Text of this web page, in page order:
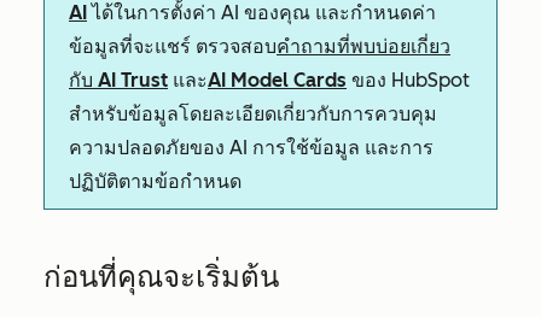
AIได้ในการตั้งค่า AI ของคุณ และกำหนดค่า
ข้อมูลที่จะแชร์ ตรวจสอบคำถามที่พบบ่อยเกี่ยว
กับ AI Trust และAI Model Cards ของ HubSpot
สำหรับข้อมูลโดยละเอียดเกี่ยวกับการควบคุม
ความปลอดภัยของ AI การใช้ข้อมูล และการ
ปฏิบัติตามข้อกำหนด
ก่อนที่คุณจะเริ่มต้น